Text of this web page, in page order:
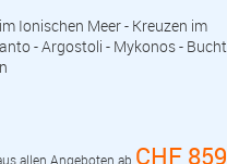
Ionischen Meer - Kreuzen im
- Argostoli - Mykonos - Bucht
allen Angeboten ab CHF 859